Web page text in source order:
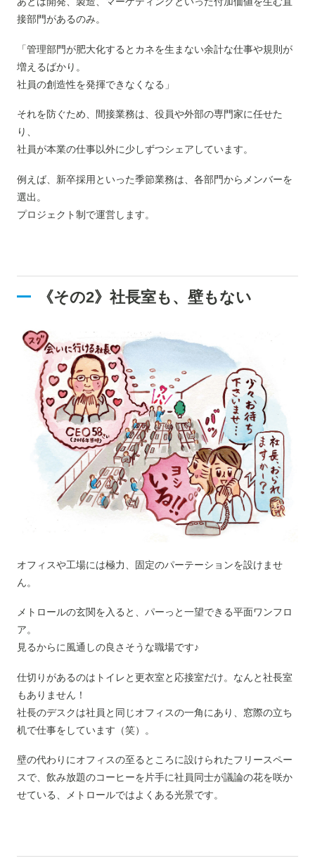
接部門があるのみ。
「管理部門が肥大化するとカネを生まない余計な仕事や規則が
増えるばかり。
社員の創造性を発揮できなくなる」
それを防ぐため、間接業務は、役員や外部の専門家に任せた
り、
社員が本業の仕事以外に少しずつシェアしています。
例えば、新卒採用といった季節業務は、各部門からメンバーを
選出。
プロジェクト制で運営します。
《その2》社長室も、壁もない
オフィスや工場には極力、固定のパーテーションを設けませ
ん。
メトロールの玄関を入ると、パーっと一望できる平面ワンフロ
ア。
見るからに風通しの良さそうな職場です♪
仕切りがあるのはトイレと更衣室と応接室だけ。なんと社長室
もありません！
社長のデスクは社員と同じオフィスの一角にあり、窓際の立ち
机で仕事をしています（笑）。
壁の代わりにオフィスの至るところに設けられたフリースペー
スで、飲み放題のコーヒーを片手に社員同士が議論の花を咲か
せている、メトロールではよくある光景です。